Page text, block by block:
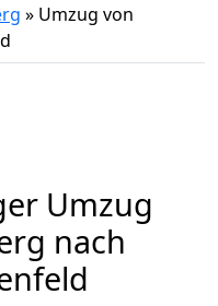
» Umzug von
Umzug
nach